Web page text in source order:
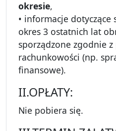
okresie,
• informacje
okres 3 ostatnich lat
sporządzone zgodnie
rachunkowości (np.
finansowe).
II.OPŁATY:
Nie pobiera się.